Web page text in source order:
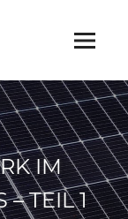
Menu
IM
TEIL 1